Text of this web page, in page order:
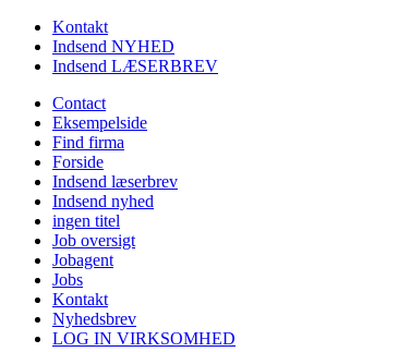
Kontakt
Indsend NYHED
Indsend LÆSERBREV
Contact
Eksempelside
Find firma
Forside
Indsend læserbrev
Indsend nyhed
ingen titel
Job oversigt
Jobagent
Jobs
Kontakt
Nyhedsbrev
LOG IN VIRKSOMHED